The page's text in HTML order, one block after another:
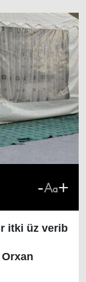
- +
itki üz verib